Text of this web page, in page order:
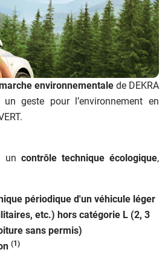
environnementale de DEKRA
geste pour l’environnement en
un contrôle technique écologique,
périodique d'un véhicule léger
etc.) hors catégorie L (2, 3
sans permis)
(1)